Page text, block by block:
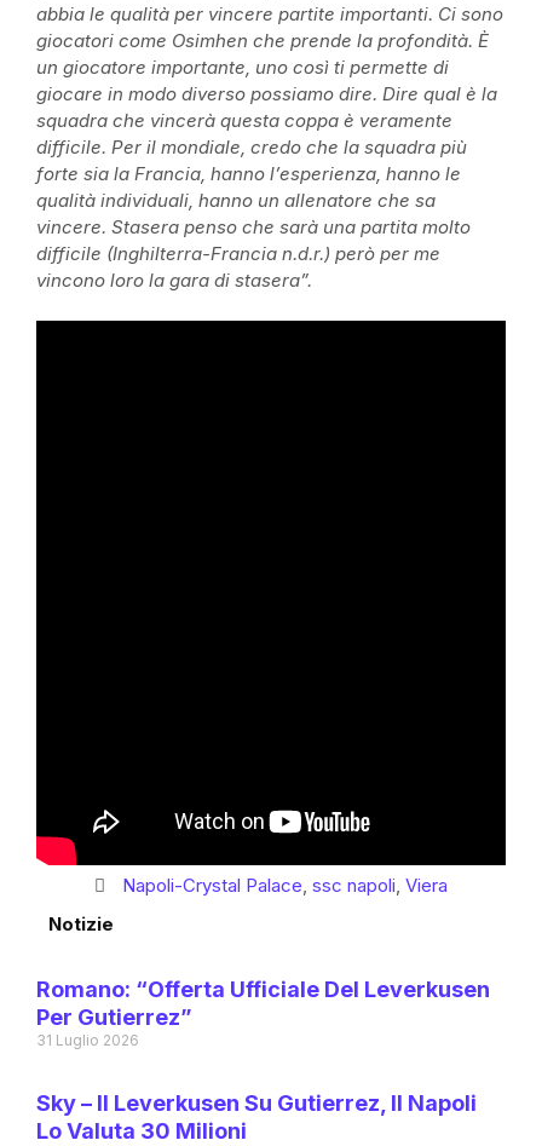
abbia le qualità per vincere partite importanti. Ci sono
giocatori come Osimhen che prende la profondità. È
un giocatore importante, uno così ti permette di
giocare in modo diverso possiamo dire. Dire qual è la
squadra che vincerà questa coppa è veramente
difficile. Per il mondiale, credo che la squadra più
forte sia la Francia, hanno l’esperienza, hanno le
qualità individuali, hanno un allenatore che sa
vincere. Stasera penso che sarà una partita molto
difficile (Inghilterra-Francia n.d.r.) però per me
vincono loro la gara di stasera”.
Napoli-Crystal Palace,ssc napoli,Viera
Notizie
Romano: “Offerta Ufficiale Del Leverkusen
Per Gutierrez”
31 Luglio 2026
Sky – Il Leverkusen Su Gutierrez, Il Napoli
Lo Valuta 30 Milioni